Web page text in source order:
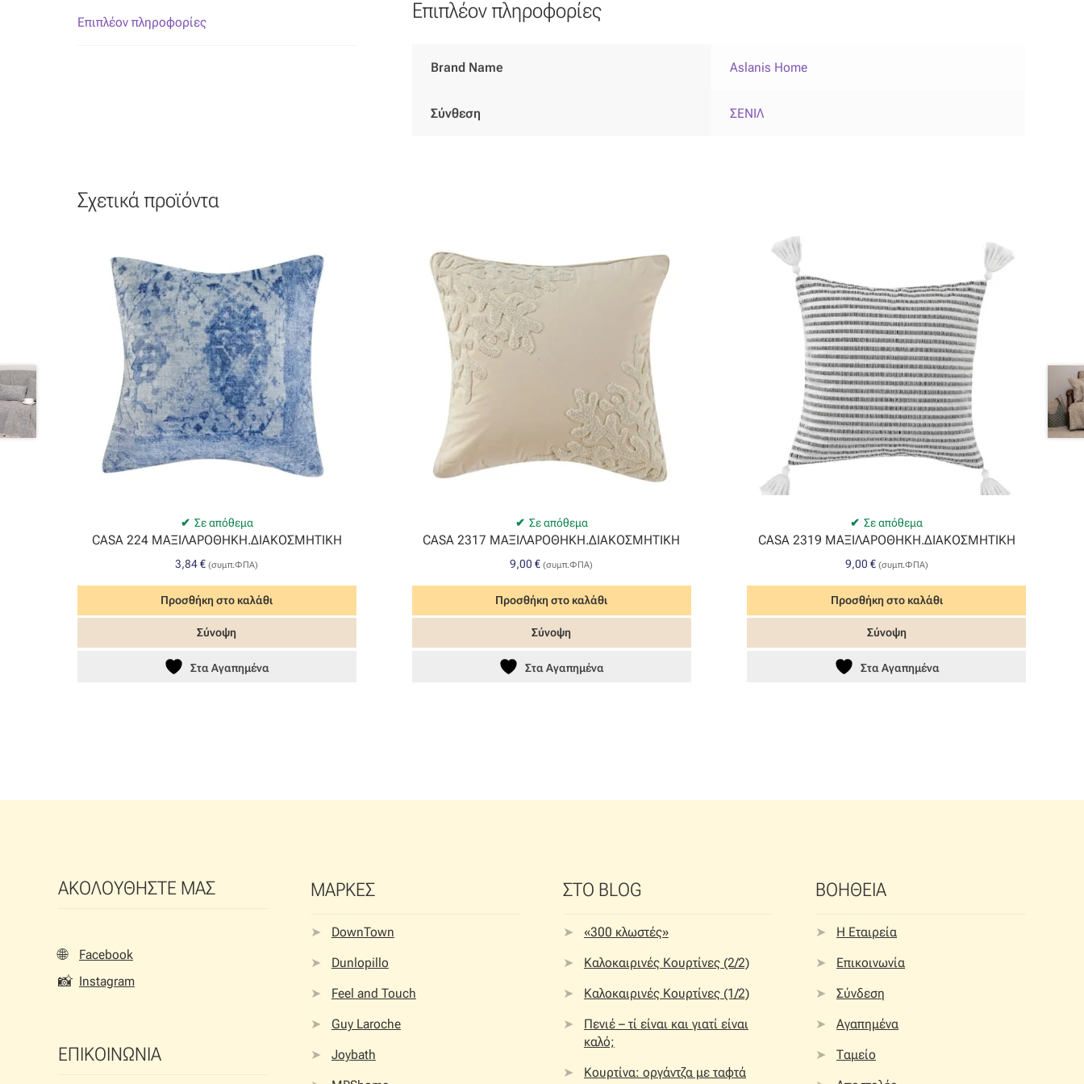
Επιπλέον πληροφορίες Επιπλέον πληροφορίες
Brand Name Aslanis Home
Σύνθεση ΣΕΝΙΛ
Σχετικά προϊόντα
Σε απόθεμα
CASA 224 ΜΑΞΙΛΑΡΟΘΗΚΗ.ΔΙΑΚΟΣΜΗΤΙΚΗ
3,84€ (συμπ.ΦΠΑ)
Προσθήκη στο καλάθι
Σύνοψη
Στα Αγαπημένα
Σε απόθεμα
CASA 2317 ΜΑΞΙΛΑΡΟΘΗΚΗ.ΔΙΑΚΟΣΜΗΤΙΚΗ
9,00€ (συμπ.ΦΠΑ)
Προσθήκη στο καλάθι
Σύνοψη
Στα Αγαπημένα
Σε απόθεμα
CASA 2319 ΜΑΞΙΛΑΡΟΘΗΚΗ.ΔΙΑΚΟΣΜΗΤΙΚΗ
9,00 € (συμπ.ΦΠΑ)
Προσθήκη στο καλάθι
Σύνοψη
Στα Αγαπημένα
ΑΚΟΛΟΥΘΗΣΤΕ ΜΑΣ
🌐 Facebook
📸 Instagram
ΕΠΙΚΟΙΝΩΝΙΑ
ΜΑΡΚΕΣ
DownTown
Dunlopillo
Feel and Touch
Guy Laroche
Joybath
ΣΤΟ BLOG
«300 κλωστές»
Καλοκαιρινές Κουρτίνες (2/2)
Καλοκαιρινές Κουρτίνες (1/2)
Πενιέ – τί είναι και γιατί είναι
καλό;
Κουρτίνα: οργάντζα με ταφτά
ΒΟΗΘΕΙΑ
Η Εταιρεία
Επικοινωνία
Σύνδεση
Αγαπημένα
Ταμείο